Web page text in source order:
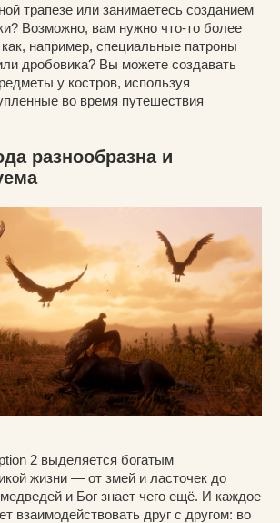
трапезе или занимаетесь созданием
Возможно, вам нужно что-то более
например, специальные патроны
дробовика? Вы можете создавать
у костров, используя
во время путешествия
разнообразна и
2 выделяется богатым
жизни — от змей и ласточек до
и Бог знает чего ещё. И каждое
взаимодействовать друг с другом: во